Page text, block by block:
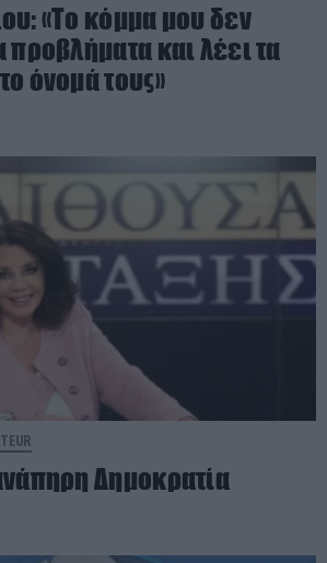
«Το κόμμα μου δεν
προβλήματα και λέει τα
όνομά τους»
Δημοκρατία